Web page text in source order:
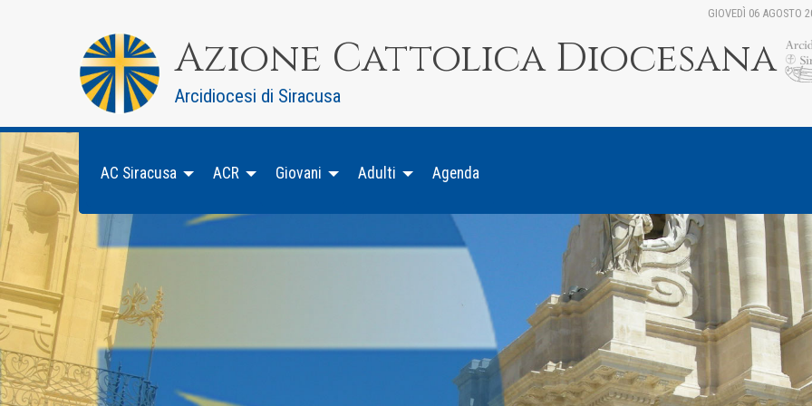
GIOVEDÌ 06 AGOSTO
Azione Cattolica Diocesana
Arcidiocesi di Siracusa
AC Siracusa ACR Giovani Adulti Agenda